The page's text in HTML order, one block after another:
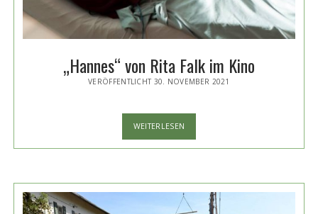
„Hannes“ von Rita Falk im Kino
VERÖFFENTLICHT 30. NOVEMBER 2021
WEITERLESEN
VON
KINO